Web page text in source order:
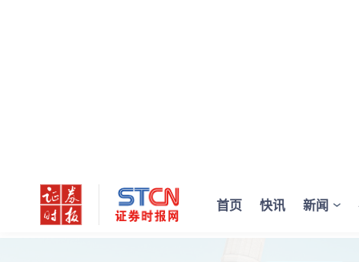
首页 快讯 新闻